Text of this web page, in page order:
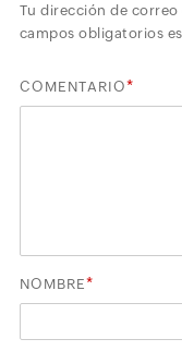
Tu dirección de
campos obligatorios
COMENTARIO*
NOMBRE*